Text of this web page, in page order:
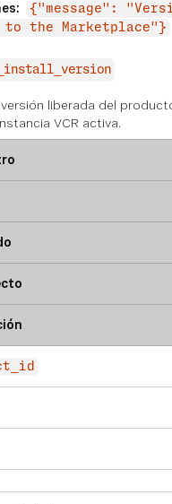
{"message":
to the Marketplace"}
liberada del
VCR activa.